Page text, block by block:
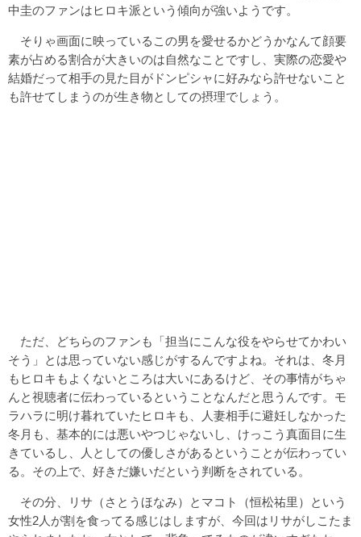
中圭のファンはヒロキ派という傾向が強いようです。
そりゃ画面に映っているこの男を愛せるかどうかなんて顔要
素が占める割合が大きいのは自然なことですし、実際の恋愛や
結婚だって相手の見た目がドンピシャに好みなら許せないこと
も許せてしまうのが生き物としての摂理でしょう。
ただ、どちらのファンも「担当にこんな役をやらせてかわい
そう」とは思っていない感じがするんですよね。それは、冬月
もヒロキもよくないところは大いにあるけど、その事情がちゃ
んと視聴者に伝わっているということなんだと思うんです。モ
ラハラに明け暮れていたヒロキも、人妻相手に避妊しなかった
冬月も、基本的には悪いやつじゃないし、けっこう真面目に生
きているし、人としての優しさがあるということが伝わってい
る。その上で、好きだ嫌いだという判断をされている。
その分、リサ（さとうほなみ）とマコト（恒松祐里）という
女性2人が割を食ってる感じはしますが、今回はリサがしこたま